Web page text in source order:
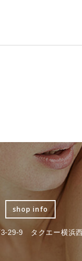
shop info
29-9 タクエー横浜